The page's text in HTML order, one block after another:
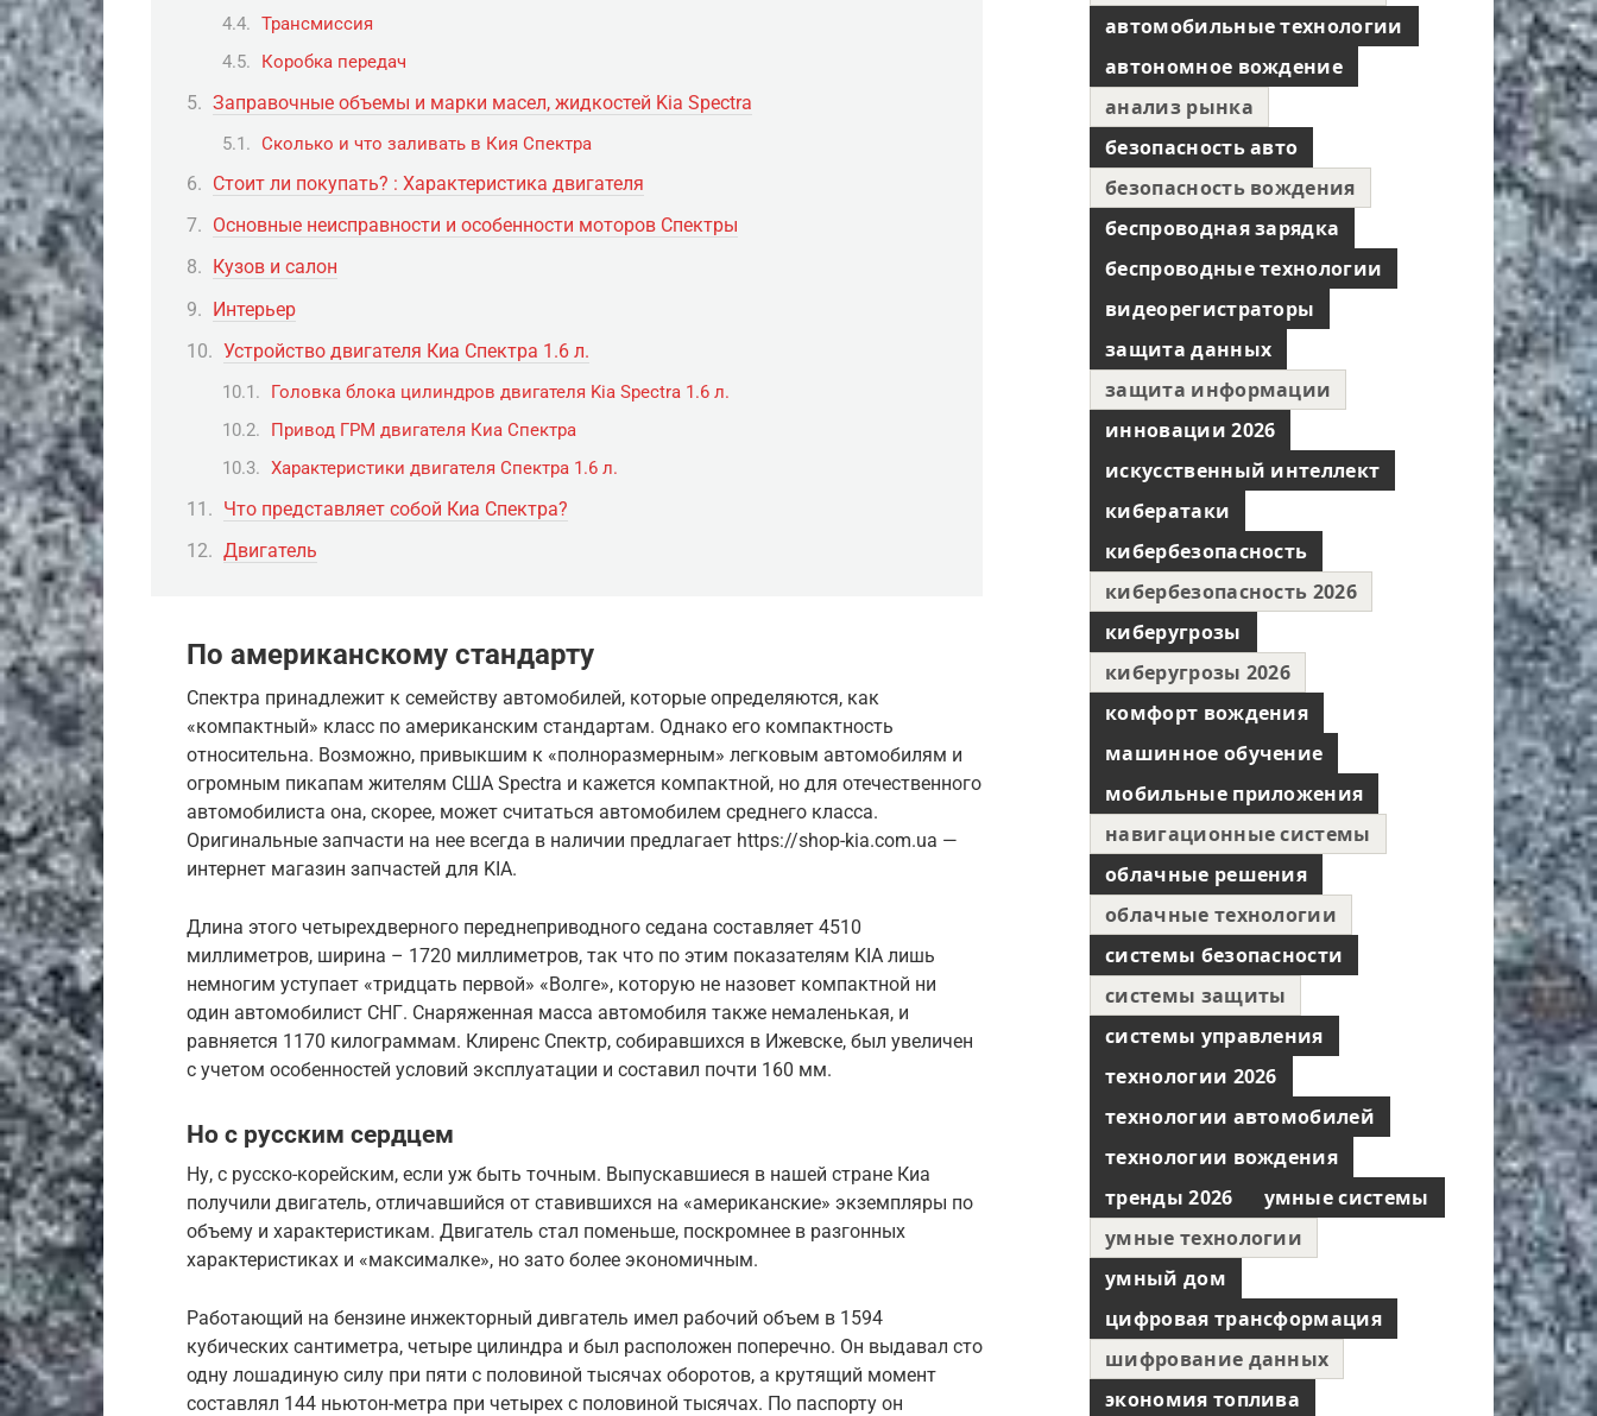
Трансмиссия
Коробка передач
Заправочные объемы и марки масел, жидкостей Kia Spectra
Сколько и что заливать в Кия Спектра
Стоит ли покупать? : Характеристика двигателя
Основные неисправности и особенности моторов Спектры
Кузов и салон
Интерьер
Устройство двигателя Киа Спектра 1.6 л.
Головка блока цилиндров двигателя Kia Spectra 1.6 л.
Привод ГРМ двигателя Киа Спектра
Характеристики двигателя Спектра 1.6 л.
Что представляет собой Киа Спектра?
Двигатель
По американскому стандарту
Спектра принадлежит к семейству автомобилей, которые определяются, как
«компактный» класс по американским стандартам. Однако его компактность
относительна. Возможно, привыкшим к «полноразмерным» легковым автомобилям и
огромным пикапам жителям США Spectra и кажется компактной, но для отечественного
автомобилиста она, скорее, может считаться автомобилем среднего класса.
Оригинальные запчасти на нее всегда в наличии предлагает https://shop-kia.com.ua —
интернет магазин запчастей для KIA.
Длина этого четырехдверного переднеприводного седана составляет 4510
миллиметров, ширина – 1720 миллиметров, так что по этим показателям KIA лишь
немногим уступает «тридцать первой» «Волге», которую не назовет компактной ни
один автомобилист СНГ. Снаряженная масса автомобиля также немаленькая, и
равняется 1170 килограммам. Клиренс Спектр, собиравшихся в Ижевске, был увеличен
с учетом особенностей условий эксплуатации и составил почти 160 мм.
Но с русским сердцем
Ну, с русско-корейским, если уж быть точным. Выпускавшиеся в нашей стране Киа
получили двигатель, отличавшийся от ставившихся на «американские» экземпляры по
объему и характеристикам. Двигатель стал поменьше, поскромнее в разгонных
характеристиках и «максималке», но зато более экономичным.
Работающий на бензине инжекторный дивгатель имел рабочий объем в 1594
кубических сантиметра, четыре цилиндра и был расположен поперечно. Он выдавал сто
одну лошадиную силу при пяти с половиной тысячах оборотов, а крутящий момент
составлял 144 ньютон-метра при четырех с половиной тысячах. По паспорту он
автомобильные технологии
автономное вождение
анализ рынка
безопасность авто
безопасность вождения
беспроводная зарядка
беспроводные технологии
видеорегистраторы
защита данных
защита информации
инновации 2026
искусственный интеллект
кибератаки
кибербезопасность
кибербезопасность 2026
киберугрозы
киберугрозы 2026
комфорт вождения
машинное обучение
мобильные приложения
навигационные системы
облачные решения
облачные технологии
системы безопасности
системы защиты
системы управления
технологии 2026
технологии автомобилей
технологии вождения
тренды 2026
умные системы
умные технологии
умный дом
цифровая трансформация
шифрование данных
экономия топлива